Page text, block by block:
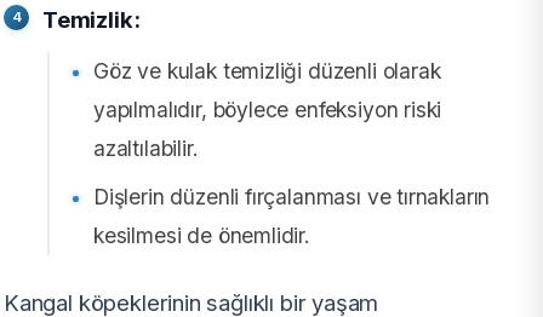
Temizlik:
Göz ve kulak temizliği düzenli olarak
yapılmalıdır, böylece enfeksiyon riski
azaltılabilir.
Dişlerin düzenli fırçalanması ve tırnakların
kesilmesi de önemlidir.
Kangal köpeklerinin sağlıklı bir yaşam